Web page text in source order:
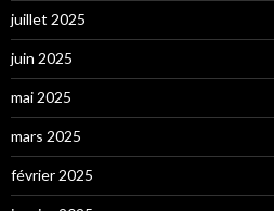
juillet 2025
juin 2025
mai 2025
mars 2025
février 2025